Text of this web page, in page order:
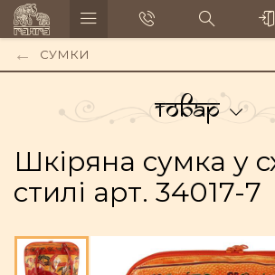
СУМКИ
Товар
Шкіряна сумка у
стилі арт. 34017-7